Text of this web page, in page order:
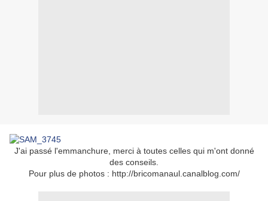
J'ai passé l'emmanchure, merci à toutes celles qui m'ont donné
des conseils.
Pour plus de photos : http://bricomanaul.canalblog.com/